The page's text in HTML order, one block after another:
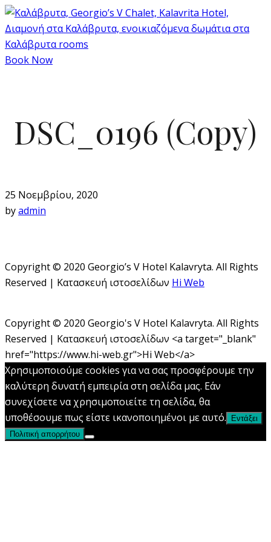
Book Now
DSC_0196 (Copy)
25 Νοεμβρίου, 2020
byadmin
Copyright © 2020 Georgio’s V Hotel Kalavryta. All Rights
Reserved | Κατασκευή ιστοσελίδων Hi Web
Copyright © 2020 Georgio's V Hotel Kalavryta. All Rights
Reserved | Κατασκευή ιστοσελίδων <a target="_blank"
href="https://www.hi-web.gr">Hi Web</a>
Χρησιμοποιούμε cookies για να σας προσφέρουμε την
καλύτερη δυνατή εμπειρία στη σελίδα μας. Εάν
συνεχίσετε να χρησιμοποιείτε τη σελίδα, θα
υποθέσουμε πως είστε ικανοποιημένοι με αυτό.
Εντάξει
Πολιτική απορρήτου